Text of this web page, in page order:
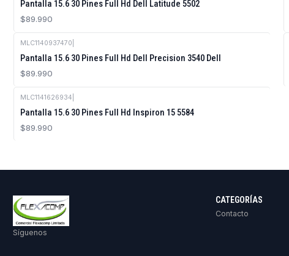
Pantalla 15.6 30 Pines Full Hd Dell Latitude 5502
$89.990
MLC1140937470
Pantalla 15.6 30 Pines Full Hd Dell Precision 3540 Dell
$89.990
MLC1141626934
Pantalla 15.6 30 Pines Full Hd Inspiron 15 5584
$89.990
Síguenos
CATEGORÍAS
Contacto